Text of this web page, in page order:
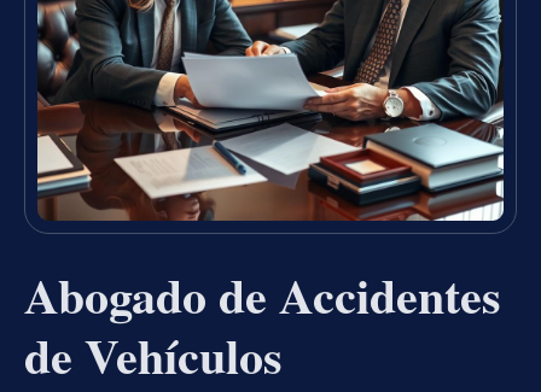
Abogado de Accidentes
de Vehículos